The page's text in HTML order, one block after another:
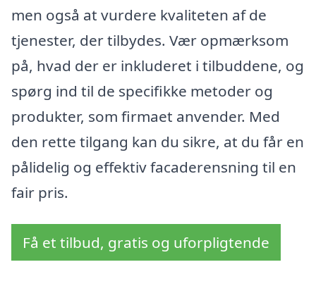
men også at vurdere kvaliteten af de
tjenester, der tilbydes. Vær opmærksom
på, hvad der er inkluderet i tilbuddene, og
spørg ind til de specifikke metoder og
produkter, som firmaet anvender. Med
den rette tilgang kan du sikre, at du får en
pålidelig og effektiv facaderensning til en
fair pris.
Få et tilbud, gratis og uforpligtende